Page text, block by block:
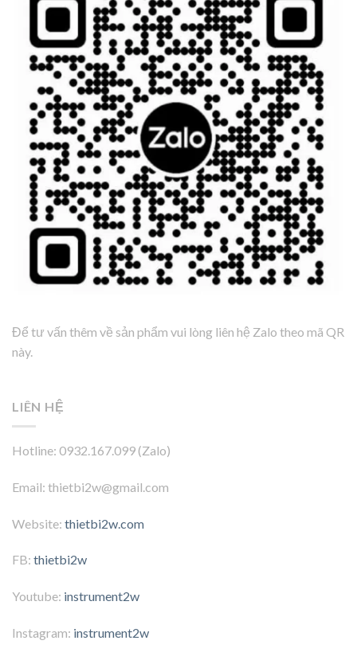
Để tư vấn thêm về sản phẩm vui lòng liên hệ Zalo theo mã QR
này.
LIÊN HỆ
Hotline: 0932.167.099 (Zalo)
Email: thietbi2w@gmail.com
Website: thietbi2w.com
FB: thietbi2w
Youtube: instrument2w
Instagram: instrument2w